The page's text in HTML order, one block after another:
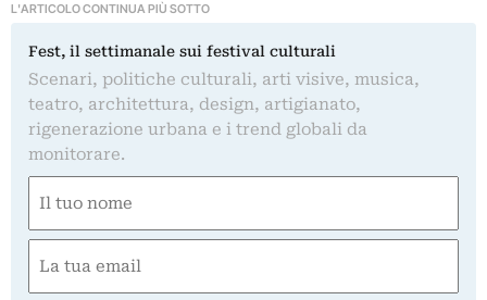
L'ARTICOLO CONTINUA PIÙ SOTTO
Fest, il settimanale sui festival culturali
Scenari, politiche culturali, arti visive, musica,
teatro, architettura, design, artigianato,
rigenerazione urbana e i trend globali da
monitorare.
(Obbligatorio)
Nome
(Obbligatorio)